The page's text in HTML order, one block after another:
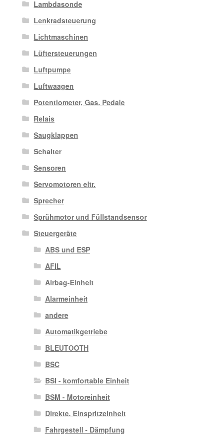
Lambdasonde
Lenkradsteuerung
Lichtmaschinen
Lüftersteuerungen
Luftpumpe
Luftwaagen
Potentiometer, Gas. Pedale
Relais
Saugklappen
Schalter
Sensoren
Servomotoren eltr.
Sprecher
Sprühmotor und Füllstandsensor
Steuergeräte
ABS und ESP
AFIL
Airbag-Einheit
Alarmeinheit
andere
Automatikgetriebe
BLEUTOOTH
BSC
BSI - komfortable Einheit
BSM - Motoreinheit
Direkte. Einspritzeinheit
Fahrgestell - Dämpfung